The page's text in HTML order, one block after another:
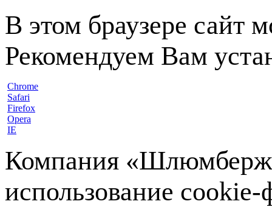
В этом браузере сайт
Рекомендуем Вам
Chrome
Safari
Firefox
Opera
IE
Компания
использование